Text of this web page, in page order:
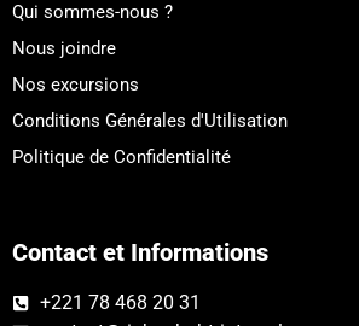
Qui sommes-nous ?
Nous joindre
Nos excursions
Conditions Générales d'Utilisation
Politique de Confidentialité
Contact et Informations
+221 78 468 20 31